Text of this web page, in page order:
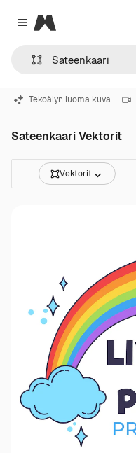
Close menu
Magnific
Tekoälyn luoma kuva
Sateenkaari Vektorit
Vektorit